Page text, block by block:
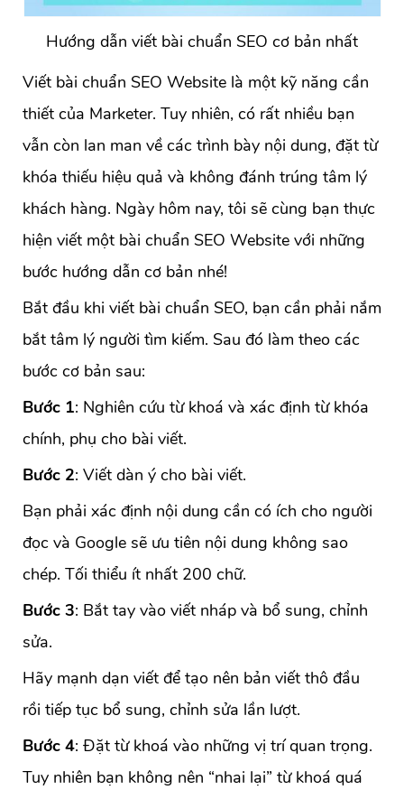
Hướng dẫn viết bài chuẩn SEO cơ bản nhất
Viết bài chuẩn SEO Website là một kỹ năng cần
thiết của Marketer. Tuy nhiên, có rất nhiều bạn
vẫn còn lan man về các trình bày nội dung, đặt từ
khóa thiếu hiệu quả và không đánh trúng tâm lý
khách hàng. Ngày hôm nay, tôi sẽ cùng bạn thực
hiện viết một bài chuẩn SEO Website với những
bước hướng dẫn cơ bản nhé!
Bắt đầu khi viết bài chuẩn SEO, bạn cần phải nắm
bắt tâm lý người tìm kiếm. Sau đó làm theo các
bước cơ bản sau:
Bước 1: Nghiên cứu từ khoá và xác định từ khóa
chính, phụ cho bài viết.
Bước 2: Viết dàn ý cho bài viết.
Bạn phải xác định nội dung cần có ích cho người
đọc và Google sẽ ưu tiên nội dung không sao
chép. Tối thiểu ít nhất 200 chữ.
Bước 3: Bắt tay vào viết nháp và bổ sung, chỉnh
sửa.
Hãy mạnh dạn viết để tạo nên bản viết thô đầu
rồi tiếp tục bổ sung, chỉnh sửa lần lượt.
Bước 4: Đặt từ khoá vào những vị trí quan trọng.
Tuy nhiên bạn không nên “nhai lại” từ khoá quá